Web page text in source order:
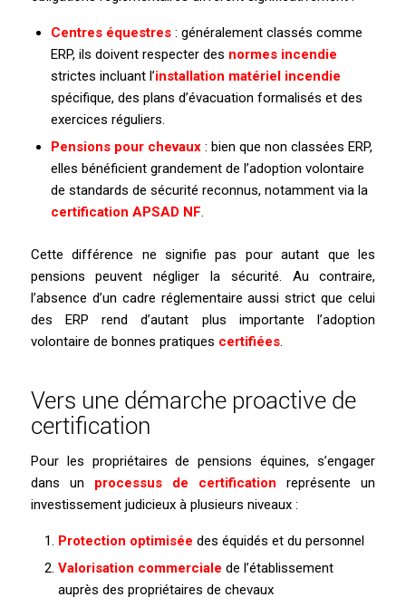
Centres équestres: généralement classés comme
ERP, ils doivent respecter des normes incendie
strictes incluant l’installation matériel incendie
spécifique, des plans d’évacuation formalisés et des
exercices réguliers.
Pensions pour chevaux: bien que non classées ERP,
elles bénéficient grandement de l’adoption volontaire
de standards de sécurité reconnus, notamment via la
certification APSAD NF.
Cette différence ne signifie pas pour autant que les
pensions peuvent négliger la sécurité. Au contraire,
l’absence d’un cadre réglementaire aussi strict que celui
des ERP rend d’autant plus importante l’adoption
volontaire de bonnes pratiques certifiées.
Vers une démarche proactive de
certification
Pour les propriétaires de pensions équines, s’engager
dans un processus de certification représente un
investissement judicieux à plusieurs niveaux :
Protection optimisée des équidés et du personnel
Valorisation commerciale de l’établissement
auprès des propriétaires de chevaux